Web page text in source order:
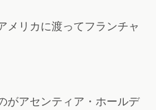
メリカに渡ってフランチャ
がアセンティア・ホールデ